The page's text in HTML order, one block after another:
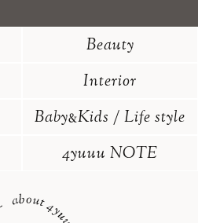
Beauty
Interior
Baby&Kids / Life style
4yuuu NOTE